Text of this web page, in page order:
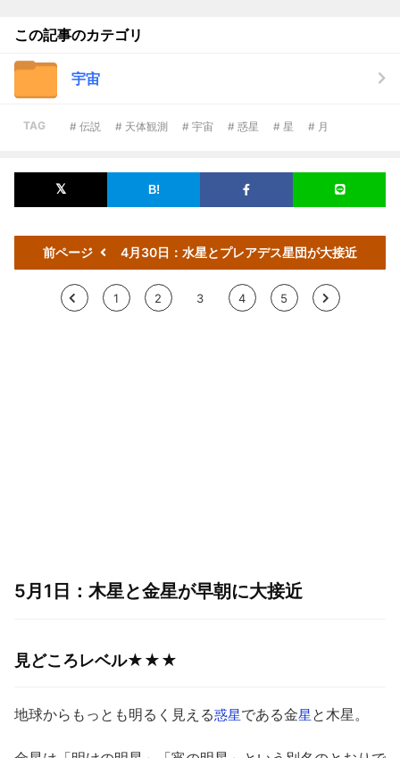
この記事のカテゴリ
宇宙
TAG # 伝説 # 天体観測 # 宇宙 # 惑星 # 星 # 月
前ページ 4月30日：水星とプレアデス星団が大接近
< 1 2 3 4 5 >
5月1日：木星と金星が早朝に大接近
見どころレベル★★★
地球からもっとも明るく見える惑星である金星 と木星。